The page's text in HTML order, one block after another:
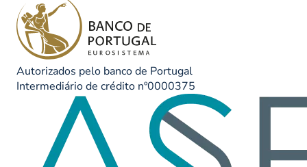
Autorizados pelo banco de Portugal
Intermediário de crédito nº0000375